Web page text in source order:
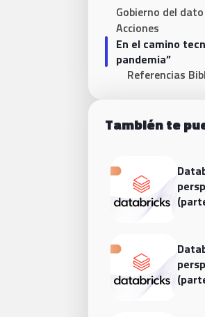
Gobierno del dato
Acciones
En el camino
pandemia”
Referencias
También te